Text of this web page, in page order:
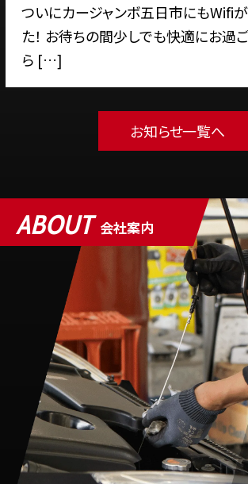
ついにカージャンボ五日市にもWifiが
た！ お待ちの間少しでも快適にお過ご
ら […]
お知らせ一覧へ
ABOUT 会社案内